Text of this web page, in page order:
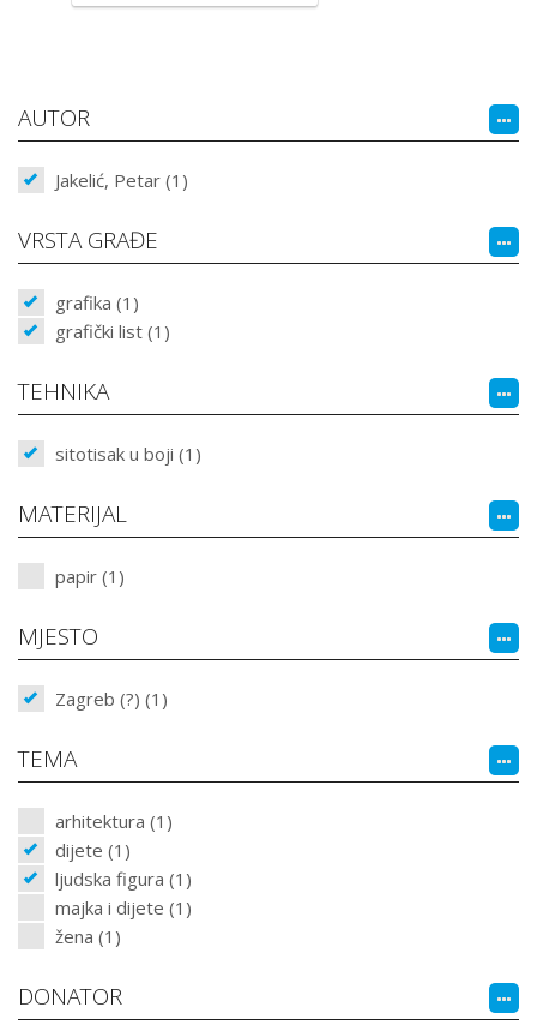
AUTOR
Jakelić, Petar (1)
VRSTA GRAĐE
grafika (1)
grafički list (1)
TEHNIKA
sitotisak u boji (1)
MATERIJAL
papir (1)
MJESTO
Zagreb (?) (1)
TEMA
arhitektura (1)
dijete (1)
ljudska figura (1)
majka i dijete (1)
žena (1)
DONATOR